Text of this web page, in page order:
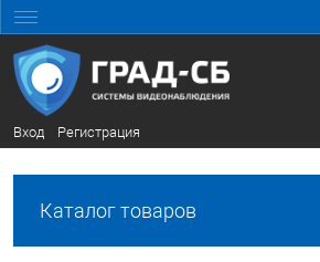
Вход Регистрация
Каталог товаров